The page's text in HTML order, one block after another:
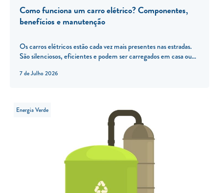
7 de Julho 2026
Como funciona um carro elétrico? Componentes,
benefícios e manutenção
Os carros elétricos estão cada vez mais presentes nas estradas.
São silenciosos, eficientes e podem ser carregados em casa ou...
Energia Verde